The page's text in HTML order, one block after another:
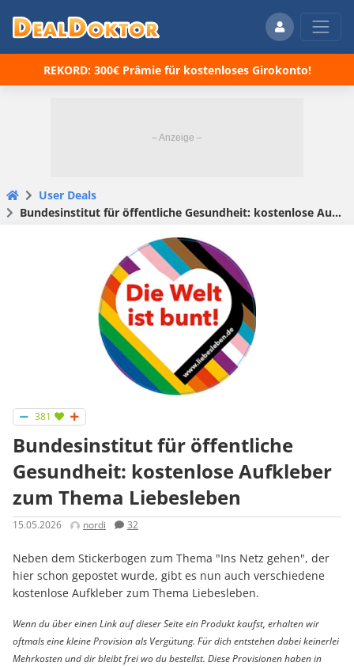
REKORD: 300€ Prämie für kostenloses Girokonto!
User Deals
Bundesinstitut für öffentliche Gesundheit: kostenlose Aufkleber zum Thema Liebesleben
381
Bundesinstitut für öffentliche
Gesundheit: kostenlose Aufkleber
zum Thema Liebesleben
15.05.2026 nordi 32
Neben dem Stickerbogen zum Thema "Ins Netz gehen", der
hier schon gepostet wurde, gibt es nun auch verschiedene
kostenlose Aufkleber zum Thema Liebesleben.
Wenn du über einen Link auf dieser Seite ein Produkt kaufst, erhalten wir
oftmals eine kleine Provision als Vergütung. Für dich entstehen dabei keinerlei
Mehrkosten und dir bleibt frei wo du bestellst. Diese Provisionen haben in